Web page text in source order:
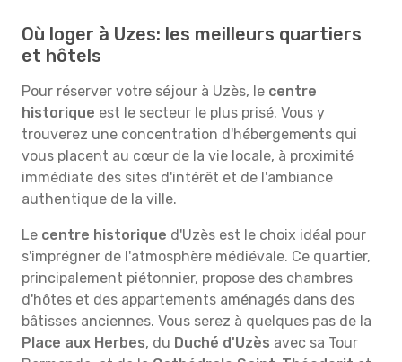
Où loger à Uzes: les meilleurs quartiers
et hôtels
Pour réserver votre séjour à Uzès, le centre
historique est le secteur le plus prisé. Vous y
trouverez une concentration d'hébergements qui
vous placent au cœur de la vie locale, à proximité
immédiate des sites d'intérêt et de l'ambiance
authentique de la ville.
Le centre historique d'Uzès est le choix idéal pour
s'imprégner de l'atmosphère médiévale. Ce quartier,
principalement piétonnier, propose des chambres
d'hôtes et des appartements aménagés dans des
bâtisses anciennes. Vous serez à quelques pas de la
Place aux Herbes, du Duché d'Uzès avec sa Tour